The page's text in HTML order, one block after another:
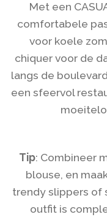
Met een
comfortabele
voor koele
chiquer voor de
langs de
een sfeervol
Tip: Combineer
blouse, en
trendy slippers of
outfit is